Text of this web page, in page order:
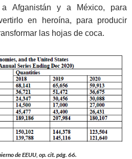
a Afganistán y a México, para
en heroína, para producir
las hojas de coca.
de EEUU, op. cit. pág. 66.